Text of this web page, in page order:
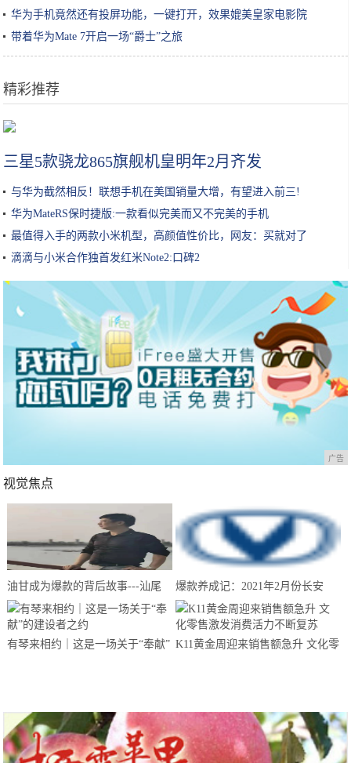
华为手机竟然还有投屏功能，一键打开，效果媲美皇家电影院
带着华为Mate 7开启一场“爵士”之旅
精彩推荐
三星5款骁龙865旗舰机皇明年2月齐发
与华为截然相反！联想手机在美国销量大增，有望进入前三!
华为MateRS保时捷版:一款看似完美而又不完美的手机
最值得入手的两款小米机型，高颜值性价比，网友：买就对了
滴滴与小米合作独首发红米Note2:口碑2
广告
视觉焦点
油甘成为爆款的背后故事---汕尾
南果农业带你来揭晓
爆款养成记：2021年2月份长安
CS75夺得中国SUV销量冠军
有琴来相约｜这是一场关于“奉献” K11黄金周迎来销售额急升 文化零